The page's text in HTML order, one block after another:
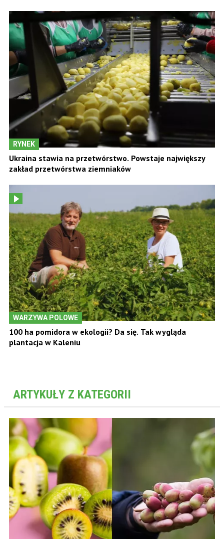
RYNEK
Ukraina stawia na przetwórstwo. Powstaje największy
zakład przetwórstwa ziemniaków
WARZYWA POLOWE
100 ha pomidora w ekologii? Da się. Tak wygląda
plantacja w Kaleniu
ARTYKUŁY Z KATEGORII